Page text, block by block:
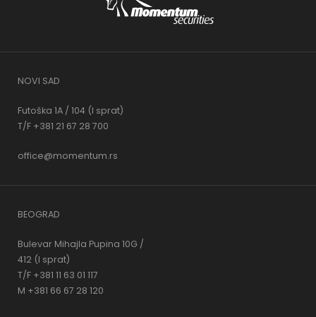
NOVI SAD
Futoška 1A / 104 (I sprat)
T/F +381 21 67 28 700
office@momentum.rs
BEOGRAD
Bulevar Mihajla Pupina 10G /
412 (I sprat)
T/F +381 11 63 01 117
M +381 66 67 28 120